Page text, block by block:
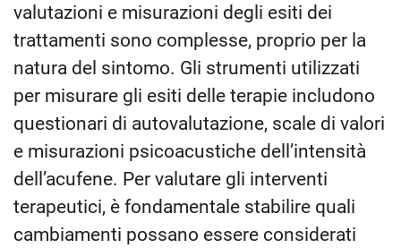
valutazioni e misurazioni degli esiti dei
trattamenti sono complesse, proprio per la
natura del sintomo. Gli strumenti utilizzati
per misurare gli esiti delle terapie includono
questionari di autovalutazione, scale di valori
e misurazioni psicoacustiche dell’intensità
dell’acufene. Per valutare gli interventi
terapeutici, è fondamentale stabilire quali
cambiamenti possano essere considerati